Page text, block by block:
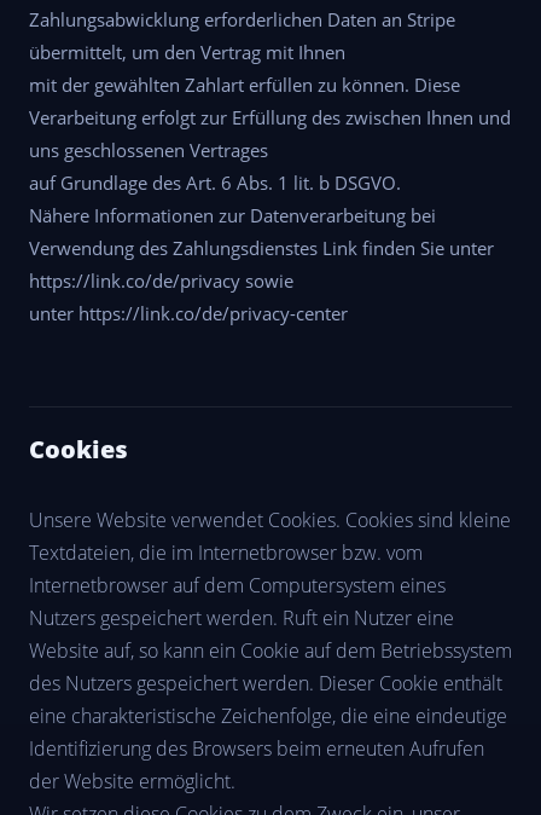
Zahlungsabwicklung erforderlichen Daten an Stripe
übermittelt, um den Vertrag mit Ihnen
mit der gewählten Zahlart erfüllen zu können. Diese
Verarbeitung erfolgt zur Erfüllung des zwischen Ihnen und
uns geschlossenen Vertrages
auf Grundlage des Art. 6 Abs. 1 lit. b DSGVO.
Nähere Informationen zur Datenverarbeitung bei
Verwendung des Zahlungsdienstes Link finden Sie unter
https://link.co/de/privacy sowie
unter https://link.co/de/privacy-center
Cookies
Unsere Website verwendet Cookies. Cookies sind kleine
Textdateien, die im Internetbrowser bzw. vom
Internetbrowser auf dem Computersystem eines
Nutzers gespeichert werden. Ruft ein Nutzer eine
Website auf, so kann ein Cookie auf dem Betriebssystem
des Nutzers gespeichert werden. Dieser Cookie enthält
eine charakteristische Zeichenfolge, die eine eindeutige
Identifizierung des Browsers beim erneuten Aufrufen
der Website ermöglicht.